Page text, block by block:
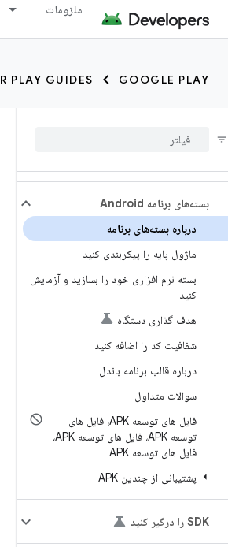
ملزومات
GOOGLE PLAY
PLAY GUIDES
بسته‌های برنامه Android
درباره بسته‌های برنامه
ماژول پایه را پیکربندی کنید
بسته نرم افزاری خود را بسازید و آزمایش
کنید
هدف گذاری دستگاه
شفافیت کد را اضافه کنید
درباره قالب برنامه باندل
سوالات متداول
فایل های توسعه APK، فایل های
توسعه APK، فایل های توسعه APK،
فایل های توسعه APK
پشتیبانی از چندین APK
SDK را درگیر کنید